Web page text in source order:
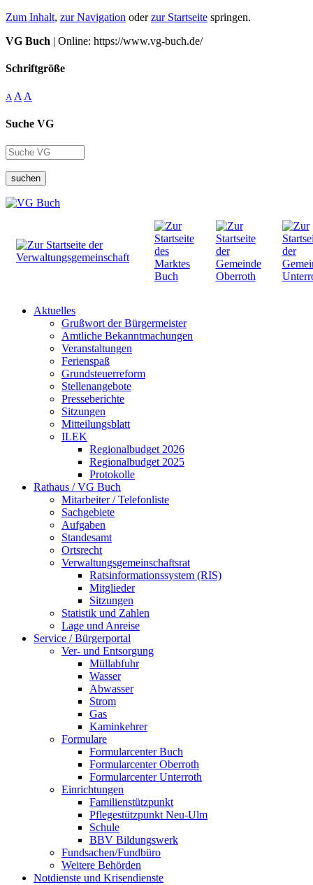
Zum Inhalt, zur Navigation oderzur Startseite springen.
VG Buch | Online: https://www.vg-buch.de/
Schriftgröße
A A A
Suche VG
suchen
Aktuelles
Grußwort der Bürgermeister
Amtliche Bekanntmachungen
Veranstaltungen
Ferienspaß
Grundsteuerreform
Stellenangebote
Presseberichte
Sitzungen
Mitteilungsblatt
ILEK
Regionalbudget 2026
Regionalbudget 2025
Protokolle
Rathaus / VG Buch
Mitarbeiter / Telefonliste
Sachgebiete
Aufgaben
Standesamt
Ortsrecht
Verwaltungsgemeinschaftsrat
Ratsinformationssystem (RIS)
Mitglieder
Sitzungen
Statistik und Zahlen
Lage und Anreise
Service / Bürgerportal
Ver- und Entsorgung
Müllabfuhr
Wasser
Abwasser
Strom
Gas
Kaminkehrer
Formulare
Formularcenter Buch
Formularcenter Oberroth
Formularcenter Unterroth
Einrichtungen
Familienstützpunkt
Pflegestützpunkt Neu-Ulm
Schule
BBV Bildungswerk
Fundsachen/Fundbüro
Weitere Behörden
Notdienste und Krisendienste